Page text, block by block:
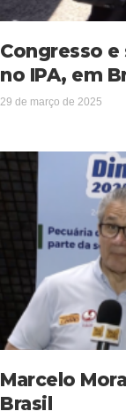
Congresso
no IPA, em
29 de março de 2025
Marcelo
Brasil